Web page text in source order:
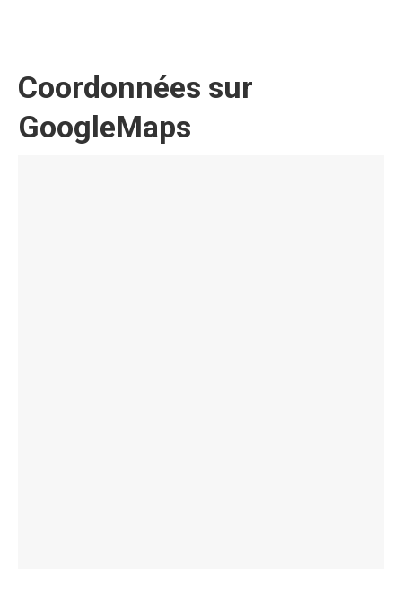
Coordonnées sur
GoogleMaps